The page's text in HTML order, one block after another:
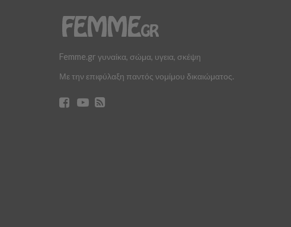
Femme.gr γυναίκα, σώμα, υγεια, σκέψη
Με την επιφύλαξη παντός νομίμου δικαιώματος.